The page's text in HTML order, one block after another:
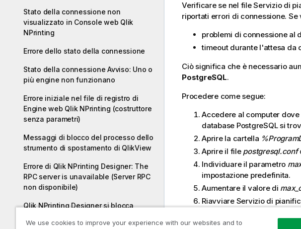
Stato della connessione non
visualizzato in Console web Qlik
NPrinting
Errore dello stato della connessione
Stato della connessione Avviso: Uno o
più engine non funzionano
Errore iniziale nel file di registro di
Engine web Qlik NPrinting (costruttore
senza parametri)
Messaggi di blocco del processo dello
strumento di spostamento di QlikView
Errore di Qlik NPrinting Designer: The
RPC server is unavailable (Server RPC
non disponibile)
Qlik NPrinting Designer si blocca
calcolo in PowerPoint
Verificare se nel fileServizio di
riportati errori di connessione.
problemi di connessione al
timeout durante l'attesa da
Ciò significa che è necessario
PostgreSQL.
Procedere come segue:
Accedere al computer
database PostgreSQLsi
Aprire la cartella
Aprire il file postgresql.conf
Individuare il parametro
impostazione predefinita.
Aumentare il valore di
Riavviare Servizio di
We use cookies to improve your experience with our websites and to